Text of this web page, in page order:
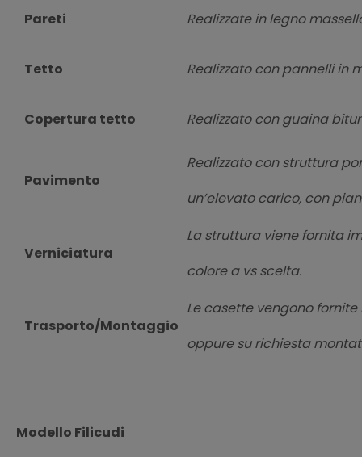
Pareti Realizzate in legno
Tetto Realizzato con pannelli in
Copertura tetto Realizzato con guaina
Pavimento
Realizzato con struttura
un’elevato carico, con
Verniciatura
La struttura viene fornita
colore a vs scelta.
Trasporto/Montaggio
Le casette vengono
oppure su richiesta
Modello Filicudi